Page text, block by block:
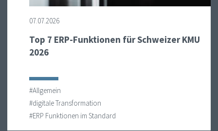
07.07.2026
Top 7 ERP-Funktionen für Schweizer KMU
2026
#Allgemein
#digitale Transformation
#ERP Funktionen im Standard